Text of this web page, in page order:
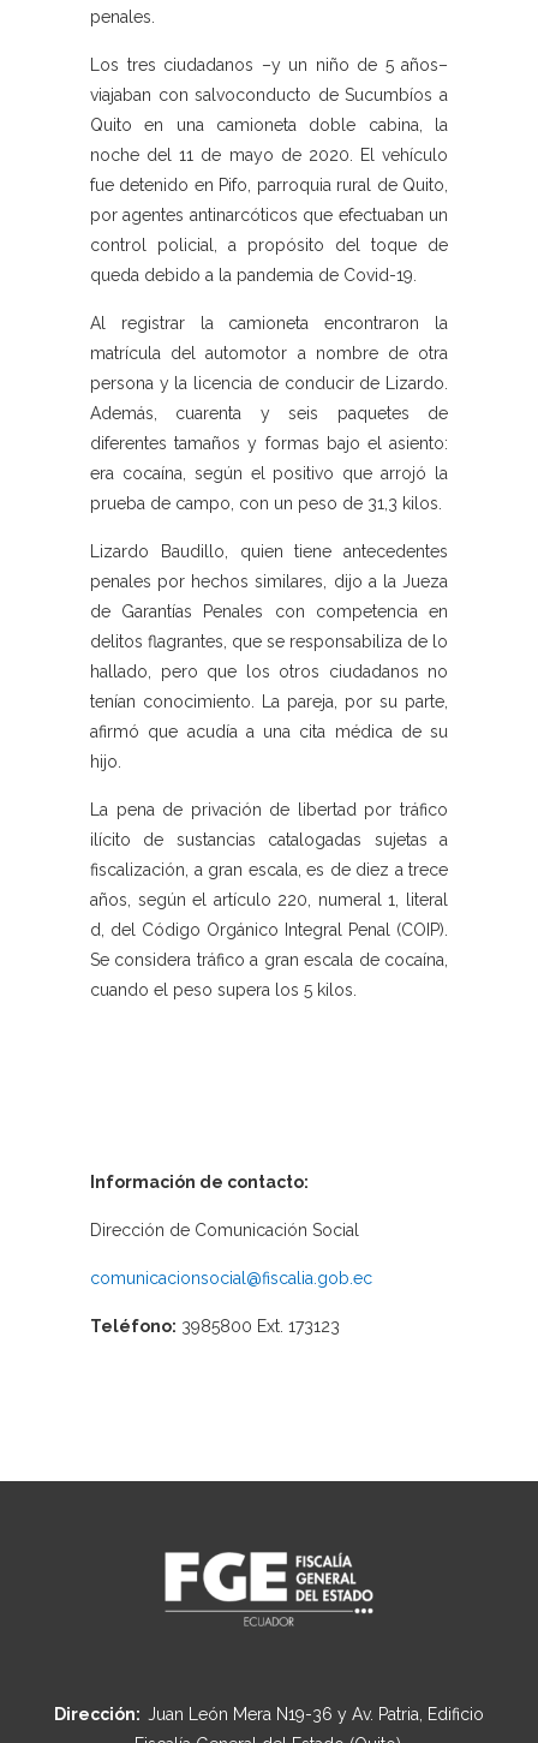
penales.
Los tres ciudadanos –y un niño de 5 años–
viajaban con salvoconducto de Sucumbíos a
Quito en una camioneta doble cabina, la
noche del 11 de mayo de 2020. El vehículo
fue detenido en Pifo, parroquia rural de Quito,
por agentes antinarcóticos que efectuaban un
control policial, a propósito del toque de
queda debido a la pandemia de Covid-19.
Al registrar la camioneta encontraron la
matrícula del automotor a nombre de otra
persona y la licencia de conducir de Lizardo.
Además, cuarenta y seis paquetes de
diferentes tamaños y formas bajo el asiento:
era cocaína, según el positivo que arrojó la
prueba de campo, con un peso de 31,3 kilos.
Lizardo Baudillo, quien tiene antecedentes
penales por hechos similares, dijo a la Jueza
de Garantías Penales con competencia en
delitos flagrantes, que se responsabiliza de lo
hallado, pero que los otros ciudadanos no
tenían conocimiento. La pareja, por su parte,
afirmó que acudía a una cita médica de su
hijo.
La pena de privación de libertad por tráfico
ilícito de sustancias catalogadas sujetas a
fiscalización, a gran escala, es de diez a trece
años, según el artículo 220, numeral 1, literal
d, del Código Orgánico Integral Penal (COIP).
Se considera tráfico a gran escala de cocaína,
cuando el peso supera los 5 kilos.
Información de contacto:
Dirección de Comunicación Social
comunicacionsocial@fiscalia.gob.ec
Teléfono: 3985800 Ext. 173123
Dirección: Juan León Mera N19-36 y Av. Patria, Edificio